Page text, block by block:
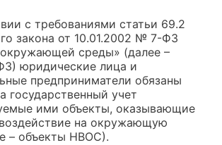
с требованиями статьи 69.2
закона от 10.01.2002 № 7-ФЗ
среды» (далее –
юридические лица и
предприниматели обязаны
государственный учет
ими объекты, оказывающие
воздействие на окружающую
– объекты НВОС).